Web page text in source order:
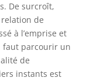
De surcroît,
de
à l’emprise et
faut parcourir un
de
instants est